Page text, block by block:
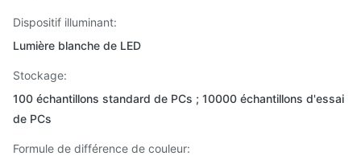
Dispositif illuminant:
Lumière blanche de LED
Stockage:
100 échantillons standard de PCs ; 10000 échantillons d'essai
de PCs
Formule de différence de couleur: